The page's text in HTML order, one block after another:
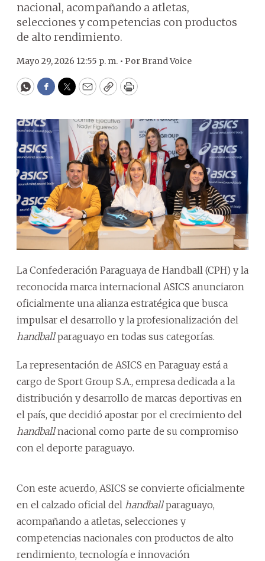
nacional, acompañando a atletas,
selecciones y competencias con productos
de alto rendimiento.
Mayo 29, 2026 12:55 p. m. • PorBrand Voice
WhatsApp
Facebook
Twitter
EmailCopyPrint
La Confederación Paraguaya de Handball (CPH) y la
reconocida marca internacional ASICS anunciaron
oficialmente una alianza estratégica que busca
impulsar el desarrollo y la profesionalización del
handballparaguayo en todas sus categorías.
La representación de ASICS en Paraguay está a
cargo de Sport Group S.A., empresa dedicada a la
distribución y desarrollo de marcas deportivas en
el país, que decidió apostar por el crecimiento del
handballnacional como parte de su compromiso
con el deporte paraguayo.
Con este acuerdo, ASICS se convierte oficialmente
en el calzado oficial del handballparaguayo,
acompañando a atletas, selecciones y
competencias nacionales con productos de alto
rendimiento, tecnología e innovación